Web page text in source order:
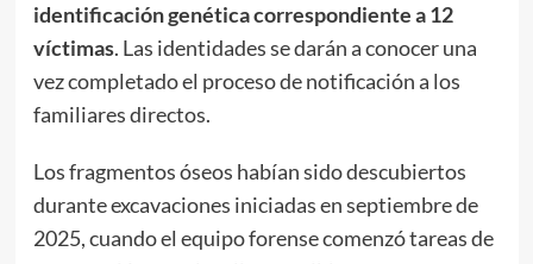
identificación genética correspondiente a 12
víctimas. Las identidades se darán a conocer una
vez completado el proceso de notificación a los
familiares directos.
Los fragmentos óseos habían sido descubiertos
durante excavaciones iniciadas en septiembre de
2025, cuando el equipo forense comenzó tareas de